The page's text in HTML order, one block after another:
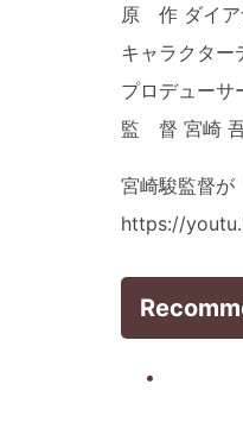
原 作 ダイア
キャラクター
プロデューサ
監 督 宮崎
宮崎駿監督が
https://